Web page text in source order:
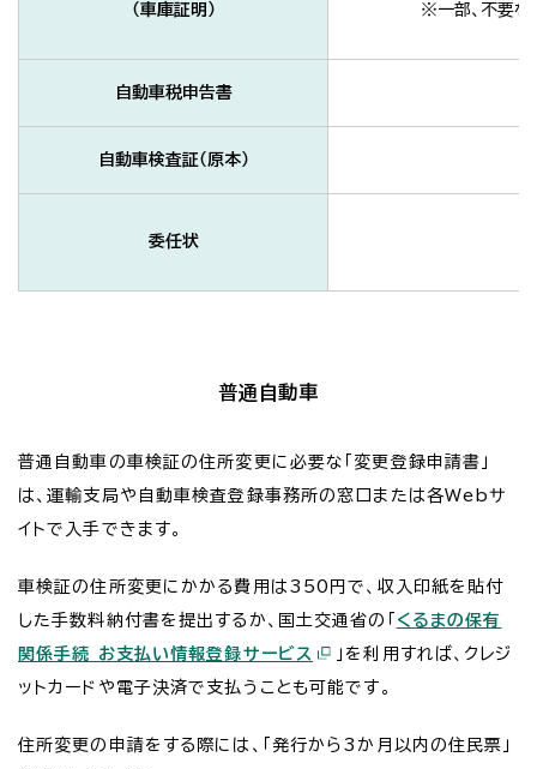
（車庫証明）
※一部、不要な
自動車税申告書
自動車検査証（原本）
委任状
普通自動車
普通自動車の車検証の住所変更に必要な「変更登録申請書」
は、運輸支局や自動車検査登録事務所の窓口または各Webサ
イトで入手できます。
車検証の住所変更にかかる費用は350円で、収入印紙を貼付
した手数料納付書を提出するか、国土交通省の「 くるまの保有
関係手続 お支払い情報登録サービス
」を利用すれば、クレジ
ットカードや電子決済で支払うことも可能です。
住所変更の申請をする際には、「発行から3か月以内の住民票」